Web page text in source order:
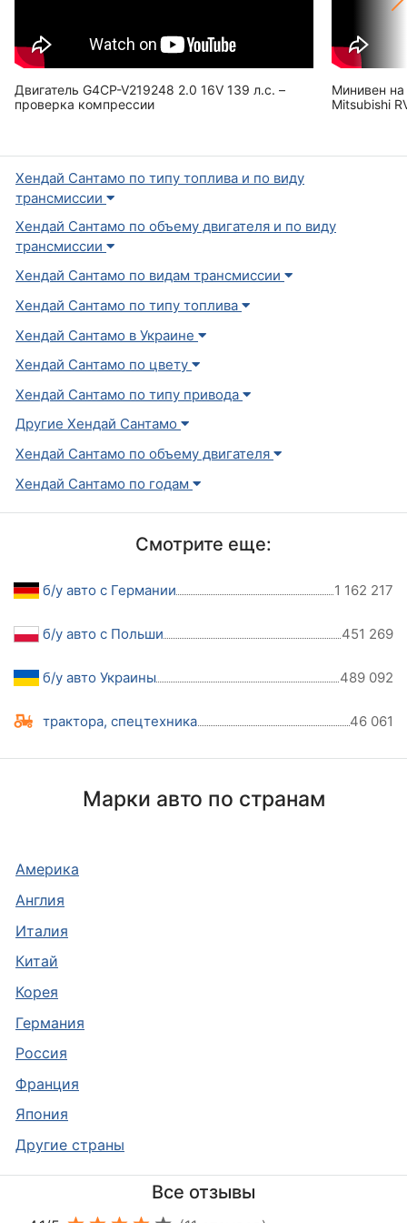
Двигатель G4CP-V219248 2.0 16V 139 л.с. –
проверка компрессии
Минивен
Mitsubishi
Хендай Сантамо по типу топлива и по виду
трансмиссии
Хендай Сантамо по объему двигателя и по виду
трансмиссии
Хендай Сантамо по видам трансмиссии
Хендай Сантамо по типу топлива
Хендай Сантамо в Украине
Хендай Сантамо по цвету
Хендай Сантамо по типу привода
Другие Хендай Сантамо
Хендай Сантамо по объему двигателя
Хендай Сантамо по годам
Смотрите еще:
б/у авто с Германии 1 162 217
б/у авто с Польши 451 269
б/у авто Украины 489 092
трактора, спецтехника 46 061
Марки авто по странам
Америка
Англия
Италия
Китай
Корея
Германия
Россия
Франция
Япония
Другие страны
Все отзывы